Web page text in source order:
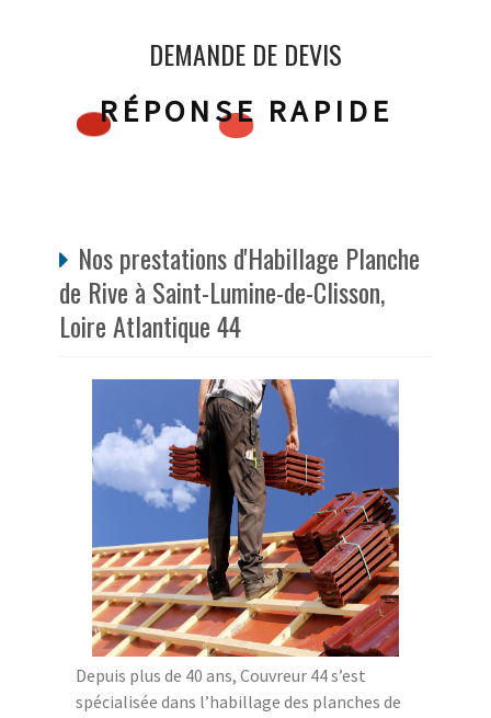
DEMANDE DE DEVIS
RÉPONSE RAPIDE
Nos prestations d'Habillage Planche
de Rive à Saint-Lumine-de-Clisson,
Loire Atlantique 44
Depuis plus de 40 ans, Couvreur 44 s’est
spécialisée dans l’habillage des planches de